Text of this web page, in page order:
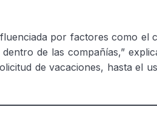
por factores como el
de las compañías,”
de vacaciones, hasta el